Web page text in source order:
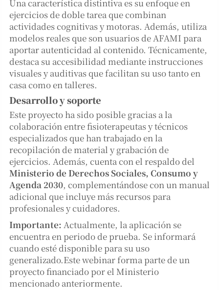
Una característica distintiva es su enfoque en
ejercicios de doble tarea que combinan
actividades cognitivas y motoras. Además, utiliza
modelos reales que son usuarios de AFAMI para
aportar autenticidad al contenido. Técnicamente,
destaca su accesibilidad mediante instrucciones
visuales y auditivas que facilitan su uso tanto en
casa como en talleres.
Desarrollo y soporte
Este proyecto ha sido posible gracias a la
colaboración entre fisioterapeutas y técnicos
especializados que han trabajado en la
recopilación de material y grabación de
ejercicios. Además, cuenta con el respaldo del
Ministerio de Derechos Sociales, Consumo y
Agenda 2030, complementándose con un manual
adicional que incluye más recursos para
profesionales y cuidadores.
Importante: Actualmente, la aplicación se
encuentra en periodo de prueba. Se informará
cuando esté disponible para su uso
generalizado.Este webinar forma parte de un
proyecto financiado por el Ministerio
mencionado anteriormente.